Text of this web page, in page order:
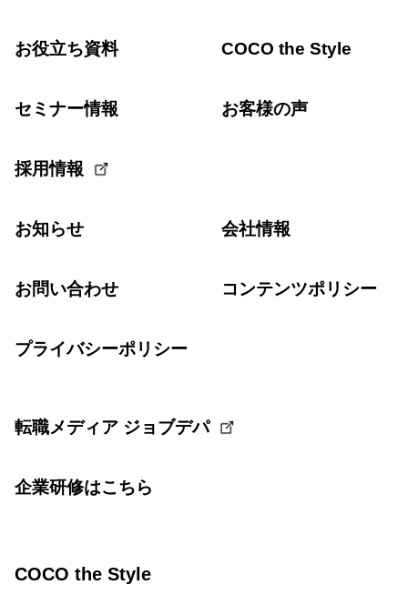
お役立ち資料 COCO the Style
セミナー情報 お客様の声
採用情報
お知らせ 会社情報
お問い合わせ コンテンツポリシー
プライバシーポリシー
転職メディア ジョブデパ
企業研修はこちら
COCO the Style